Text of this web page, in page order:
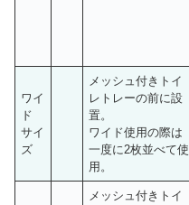
ワイ
ド
サイ
ズ
メッシュ付きトイ
レトレーの前に設
置。
ワイド使用の際は
一度に2枚並べて使
用。
メッシュ付きトイ